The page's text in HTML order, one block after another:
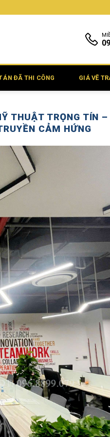
ÁN ĐÃ THI CÔNG GIÁ VẼ
THUẬT TRỌNG TÍN
CẢM HỨNG